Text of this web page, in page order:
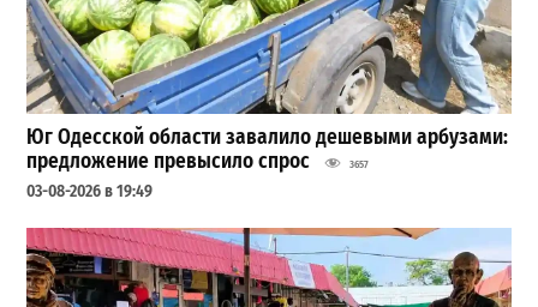
Юг Одесской области завалило дешевыми арбузами:
предложение превысило спрос
3657
03-08-2026 в 19:49